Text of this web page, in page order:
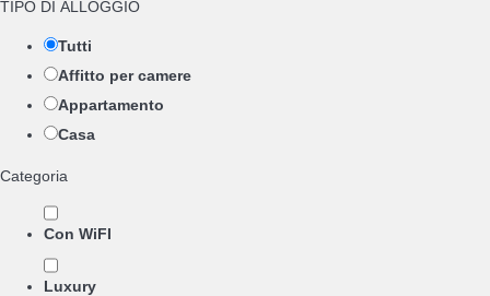
TIPO DI ALLOGGIO
Tutti
Affitto per camere
Appartamento
Casa
Categoria
Con WiFI
Luxury